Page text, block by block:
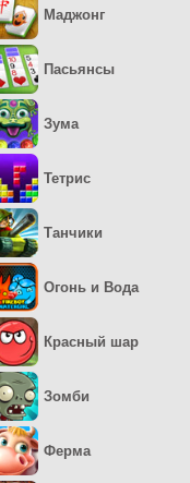
Маджонг
Пасьянсы
Зума
Тетрис
Танчики
Огонь и Вода
Красный шар
Зомби
Ферма